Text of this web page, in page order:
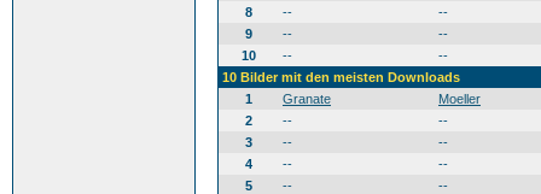
8
--
--
9
--
--
10
--
--
10 Bilder mit den meisten Downloads
1
Granate
Moeller
2
--
--
3
--
--
4
--
--
5
--
--